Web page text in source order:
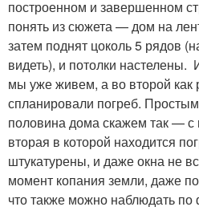
Смета на
строительство
построенном и завершенном
понять из сюжета — дом на
затем поднят цоколь 5 рядов
видеть), и потолки
мы уже живем, а во второй как
спланировали погреб.
половина дома скажем так —
вторая в которой находится
штукатурены, и даже окна не
момент копания земли, даже
что также можно наблюдать